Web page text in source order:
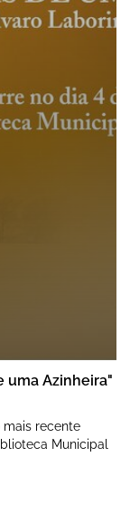
uma Azinheira"
mais recente
Municipal